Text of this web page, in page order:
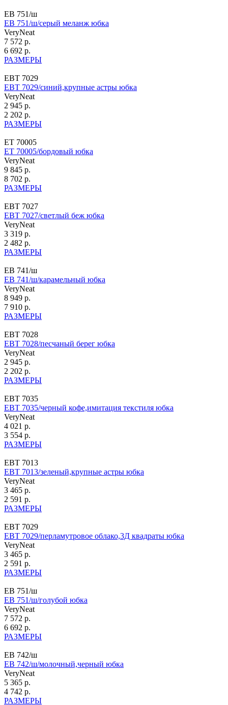
ЕВ 751/ш
ЕВ 751/ш/серый меланж юбка
VeryNeat
7 572 р.
6 692 р.
РАЗМЕРЫ
ЕВТ 7029
ЕВТ 7029/синий,крупные астры юбка
VeryNeat
2 945 р.
2 202 р.
РАЗМЕРЫ
ЕТ 70005
ЕТ 70005/бордовый юбка
VeryNeat
9 845 р.
8 702 р.
РАЗМЕРЫ
ЕВТ 7027
ЕВТ 7027/светлый беж юбка
VeryNeat
3 319 р.
2 482 р.
РАЗМЕРЫ
ЕВ 741/ш
ЕВ 741/ш/карамельный юбка
VeryNeat
8 949 р.
7 910 р.
РАЗМЕРЫ
ЕВТ 7028
ЕВТ 7028/песчаный берег юбка
VeryNeat
2 945 р.
2 202 р.
РАЗМЕРЫ
ЕВТ 7035
ЕВТ 7035/черный кофе,имитация текстиля юбка
VeryNeat
4 021 р.
3 554 р.
РАЗМЕРЫ
ЕВТ 7013
ЕВТ 7013/зеленый,крупные астры юбка
VeryNeat
3 465 р.
2 591 р.
РАЗМЕРЫ
ЕВТ 7029
ЕВТ 7029/перламутровое облако,3Д квадраты юбка
VeryNeat
3 465 р.
2 591 р.
РАЗМЕРЫ
ЕВ 751/ш
ЕВ 751/ш/голубой юбка
VeryNeat
7 572 р.
6 692 р.
РАЗМЕРЫ
ЕВ 742/ш
ЕВ 742/ш/молочный,черный юбка
VeryNeat
5 365 р.
4 742 р.
РАЗМЕРЫ